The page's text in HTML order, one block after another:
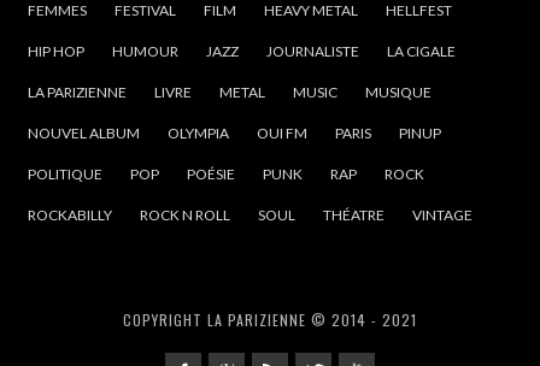
FEMMES FESTIVAL FILM HEAVY METAL HELLFEST
HIP HOP HUMOUR JAZZ JOURNALISTE LA CIGALE
LA PARIZIENNE LIVRE METAL MUSIC MUSIQUE
NOUVEL ALBUM OLYMPIA OUI FM PARIS PINUP
POLITIQUE POP POÉSIE PUNK RAP ROCK
ROCKABILLY ROCK N ROLL SOUL THÉATRE VINTAGE
COPYRIGHT LA PARIZIENNE © 2014 - 2021